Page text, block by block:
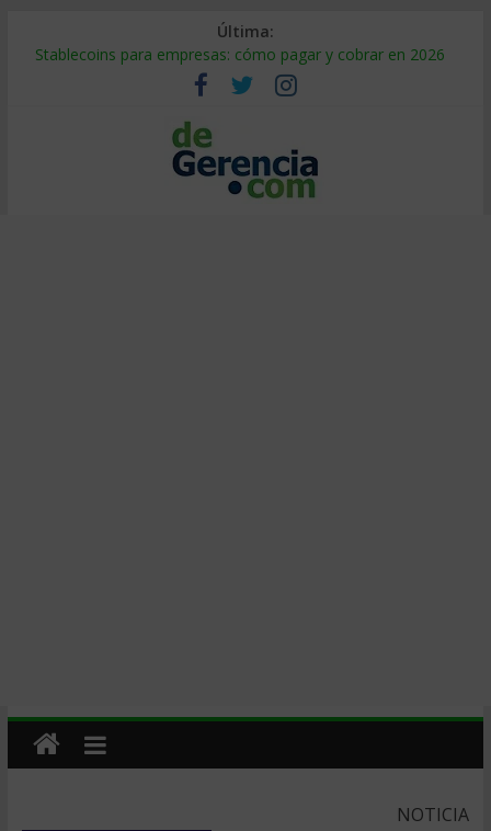
Última:
Stablecoins para empresas: cómo pagar y cobrar en 2026
Despido silencioso: qué es y por qué sale tan caro
IA en selección de personal: cómo auditarla a tiempo
Trabajo forzoso en la cadena de suministro: qué hacer
Mercado hispano de EE. UU.: cómo segmentarlo y venderle
NOTICIA